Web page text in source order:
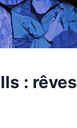
: rêves